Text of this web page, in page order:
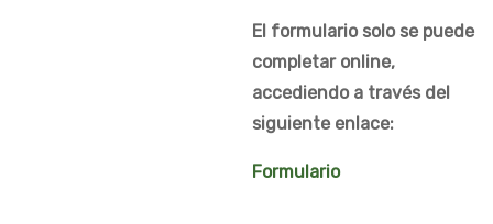
El formulario solo se puede
completar online,
accediendo a través del
siguiente enlace:
Formulario